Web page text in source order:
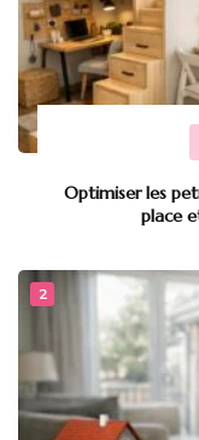
Optimiser les
place